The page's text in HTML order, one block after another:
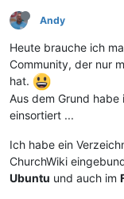
Andy
Heute brauche ich
Community, der nur
hat.
Aus dem Grund
einsortiert ...
Ich habe ein
ChurchWiki
Ubuntu und auch im